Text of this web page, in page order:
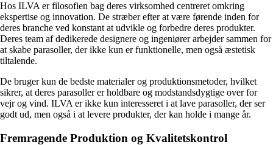
Hos ILVA er filosofien bag deres virksomhed centreret omkring
ekspertise og innovation. De stræber efter at være førende inden for
deres branche ved konstant at udvikle og forbedre deres produkter.
Deres team af dedikerede designere og ingeniører arbejder sammen for
at skabe parasoller, der ikke kun er funktionelle, men også æstetisk
tiltalende.
De bruger kun de bedste materialer og produktionsmetoder, hvilket
sikrer, at deres parasoller er holdbare og modstandsdygtige over for
vejr og vind. ILVA er ikke kun interesseret i at lave parasoller, der ser
godt ud, men også i at levere produkter, der kan holde i mange år.
Fremragende Produktion og Kvalitetskontrol